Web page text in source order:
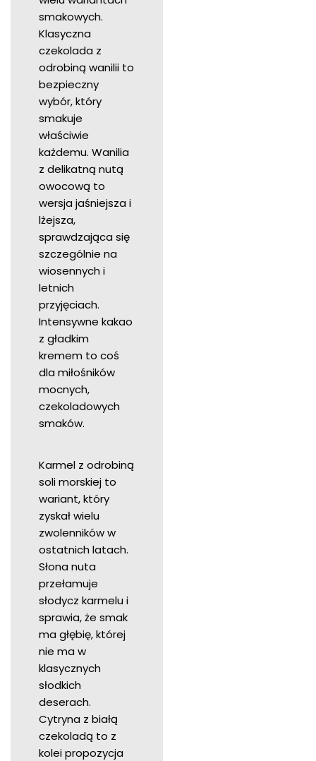
smakowych.
Klasyczna
czekolada z
odrobiną wanilii to
bezpieczny
wybór, który
smakuje
właściwie
każdemu. Wanilia
z delikatną nutą
owocową to
wersja jaśniejsza i
lżejsza,
sprawdzająca się
szczególnie na
wiosennych i
letnich
przyjęciach.
Intensywne kakao
z gładkim
kremem to coś
dla miłośników
mocnych,
czekoladowych
smaków.
Karmel z odrobiną
soli morskiej to
wariant, który
zyskał wielu
zwolenników w
ostatnich latach.
Słona nuta
przełamuje
słodycz karmelu i
sprawia, że smak
ma głębię, której
nie ma w
klasycznych
słodkich
deserach.
Cytryna z białą
czekoladą to z
kolei propozycja